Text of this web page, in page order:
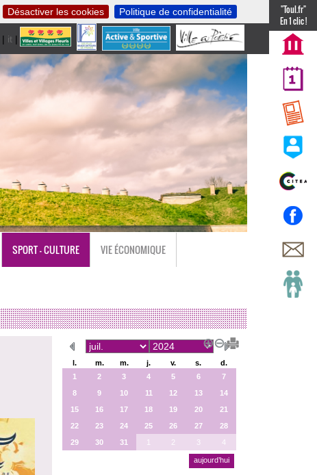
Désactiver les cookies Politique de confidentialité
| it |nl
"Toul.fr"
En 1 clic !
SPORT - CULTURE VIE ÉCONOMIQUE
l. m. m. j. v. s.
d.
1
2 3 4 5 6
7
8
9 10 11 12 13
14
15
16 17 18 19 20
21
22
23 24 25 26 27
28
29
30 31 1 2 3 4
aujourd’hui